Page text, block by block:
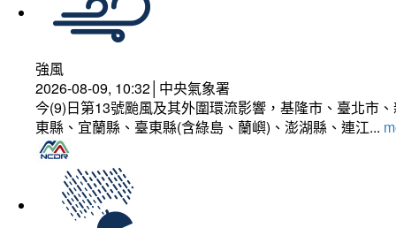
強風
2026-08-09, 10:32│中央氣象署
今(9)日第13號颱風及其外圍環流影響，基隆市、臺北市
東縣、宜蘭縣、臺東縣(含綠島、蘭嶼)、澎湖縣、連江...